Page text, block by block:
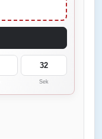
32
Sek